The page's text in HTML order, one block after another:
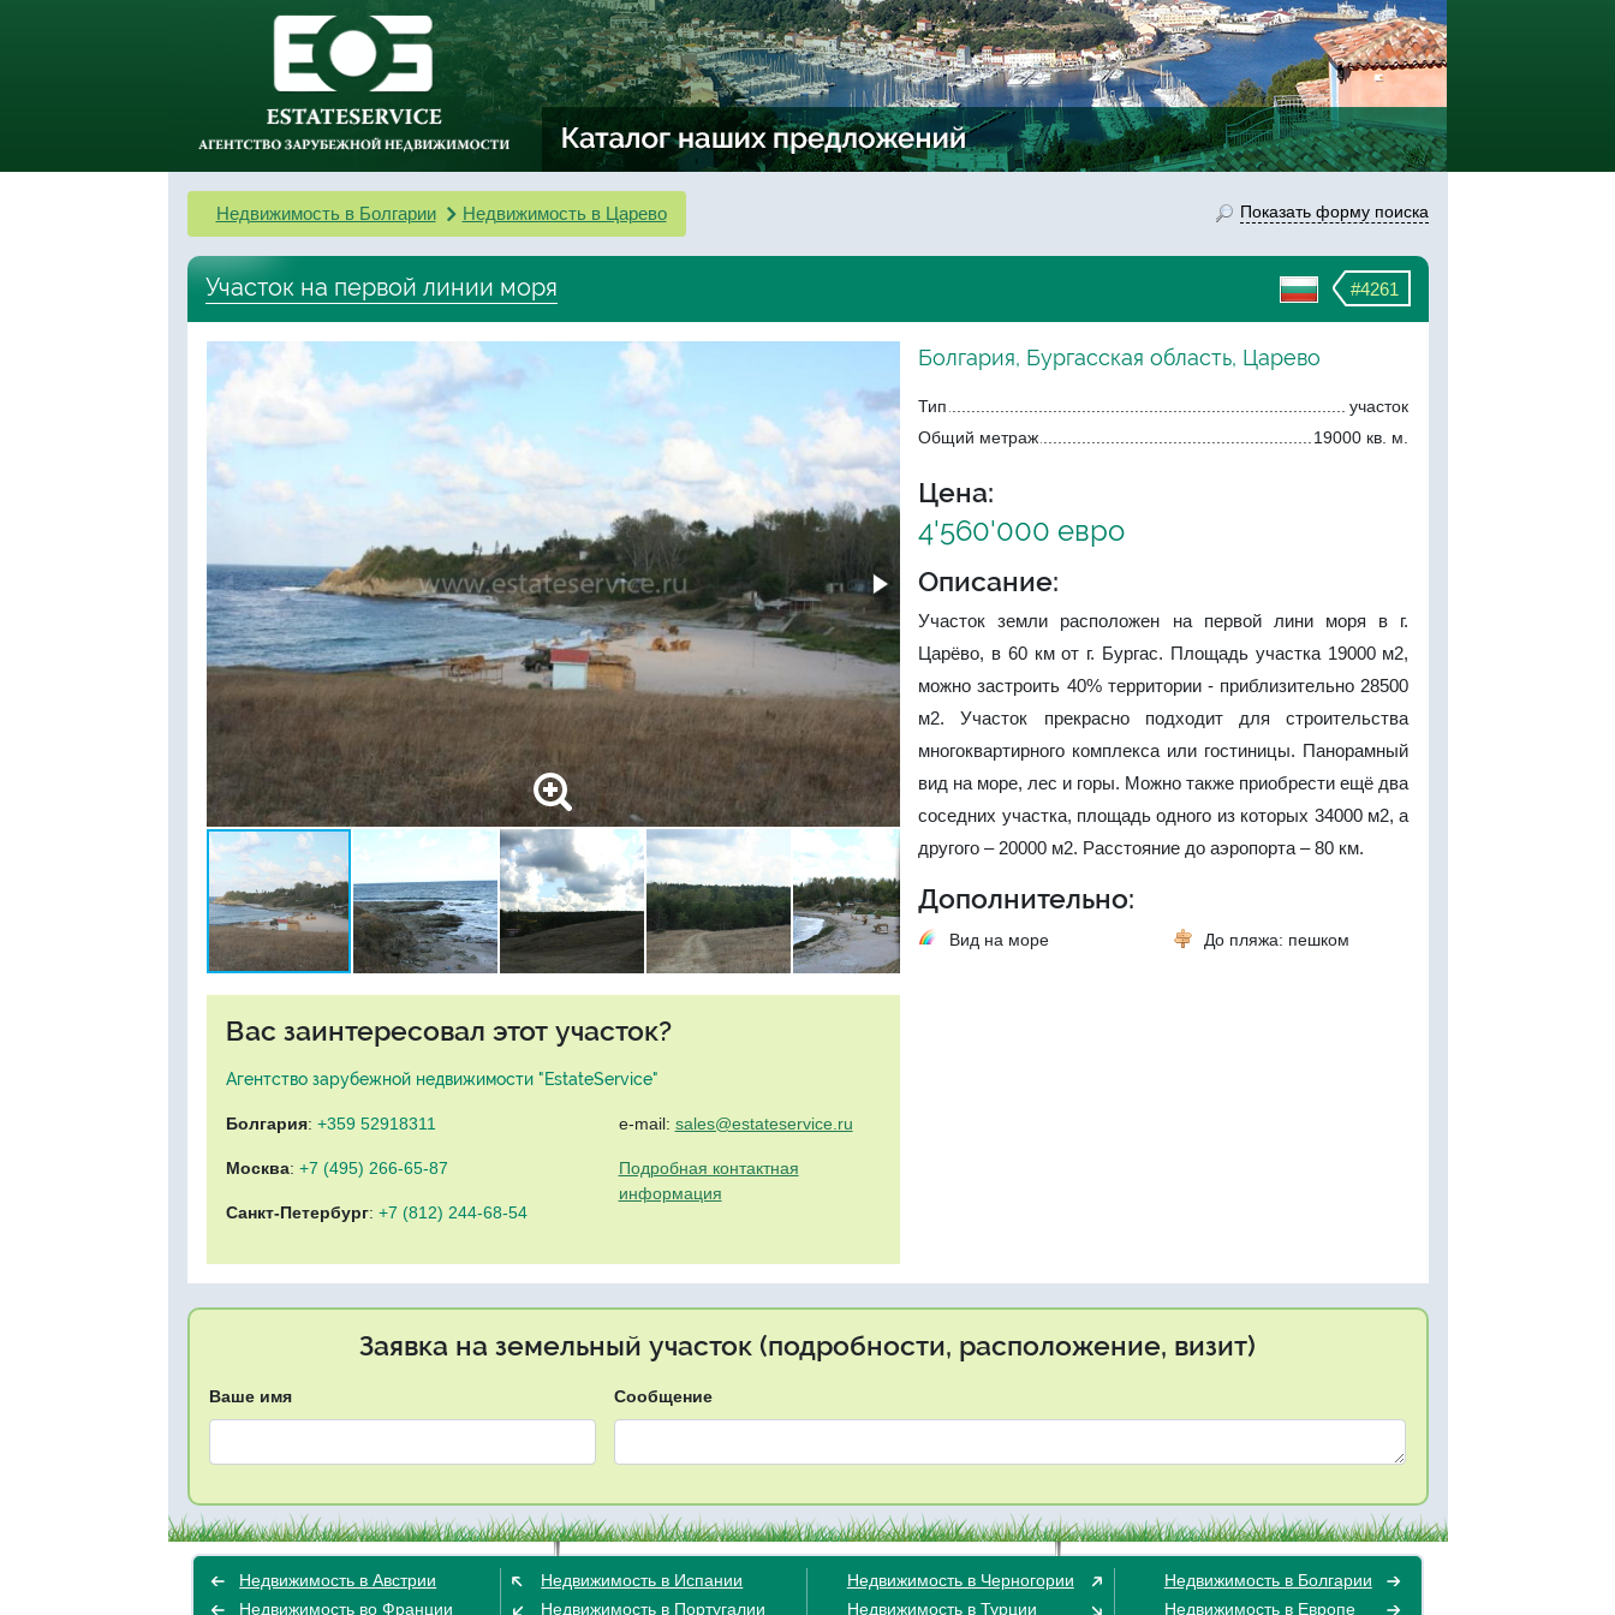
Недвижимость в Болгарии Недвижимость в Царево Показать форму поиска
#4261
Участок на первой линии моря
Вас заинтересовал этот участок?
Агентство зарубежной недвижимости "EstateService"
Болгария: +359 52918311
Москва: +7 (495) 266-65-87
Санкт-Петербург: +7 (812) 244-68-54
e-mail: sales@estateservice.ru
Подробная контактная
информация
Болгария, Бургасская область, Царево
Тип
участок
Общий метраж
19000 кв. м.
Цена:
4'560'000 евро
Описание:
Участок земли расположен на первой лини моря в г.
Царёво, в 60 км от г. Бургас. Площадь участка 19000 м2,
можно застроить 40% территории - приблизительно 28500
м2. Участок прекрасно подходит для строительства
многоквартирного комплекса или гостиницы. Панорамный
вид на море, лес и горы. Можно также приобрести ещё два
соседних участка, площадь одного из которых 34000 м2, а
другого – 20000 м2. Расстояние до аэропорта – 80 км.
Дополнительно:
Вид на море До пляжа: пешком
Заявка на земельный участок (подробности, расположение, визит)
Ваше имя Сообщение
Недвижимость в Австрии
Недвижимость во Франции
Недвижимость в Испании
Недвижимость в Португалии
Недвижимость в Черногории
Недвижимость в Турции
Недвижимость в Болгарии
Недвижимость в Европе